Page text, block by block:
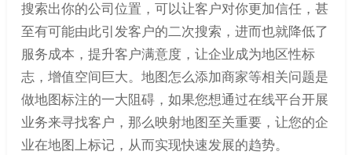
搜索出你的公司位置，可以让客户对你更加信任，甚
至有可能由此引发客户的二次搜索，进而也就降低了
服务成本，提升客户满意度，让企业成为地区性标
志，增值空间巨大。地图怎么添加商家等相关问题是
做地图标注的一大阻碍，如果您想通过在线平台开展
业务来寻找客户，那么映射地图至关重要，让您的企
业在地图上标记，从而实现快速发展的趋势。